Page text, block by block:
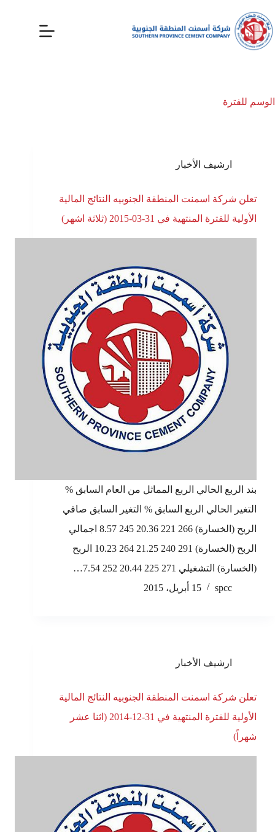
الوسم للفترة
ارشيف الأخبار
تعلن شركة اسمنت المنطقة الجنوبيه النتائج المالية
الأولية للفترة المنتهية في 31-03-2015 (ثلاثة اشهر)
بند الربع الحالي الربع المماثل من العام السابق %
التغير الحالي الربع السابق % التغير السابق صافي
الربح (الخسارة) 266 221 20.36 245 8.57 اجمالي
الربح (الخسارة) 291 240 21.25 264 10.23 الربح
(الخسارة) التشغيلي 271 225 20.44 252 7.54…
spcc
15 أبريل، 2015
ارشيف الأخبار
تعلن شركة اسمنت المنطقة الجنوبيه النتائج المالية
الأولية للفترة المنتهية في 31-12-2014 (اثنا عشر
شهراً)